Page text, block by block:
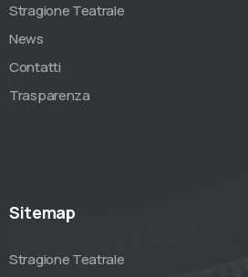
Stragione Teatrale
News
Contatti
Trasparenza
Sitemap
Stragione Teatrale